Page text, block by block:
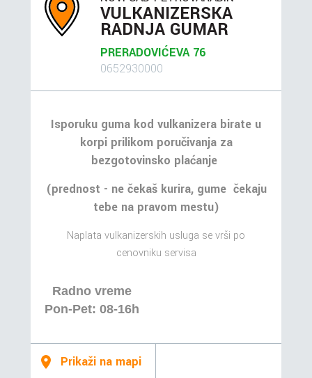
VULKANIZERSKA
RADNJA GUMAR
PRERADOVIĆEVA 76
0652930000
Isporuku guma kod vulkanizera birate u
korpi prilikom poručivanja za
bezgotovinsko plaćanje
(prednost - ne čekaš kurira, gume čekaju
tebe na pravom mestu)
Naplata vulkanizerskih usluga se vrši po
cenovniku servisa
Radno vreme
Pon-Pet: 08-16h
Prikaži na mapi